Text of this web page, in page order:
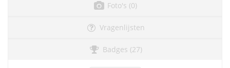
Foto's (0)
Vragenlijsten
Badges (27)